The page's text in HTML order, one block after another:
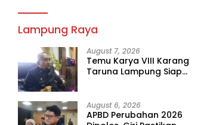
Lampung Raya
August 7, 2026
Temu Karya VIII Karang
Taruna Lampung Siap
August 6, 2026
APBD Perubahan 2026